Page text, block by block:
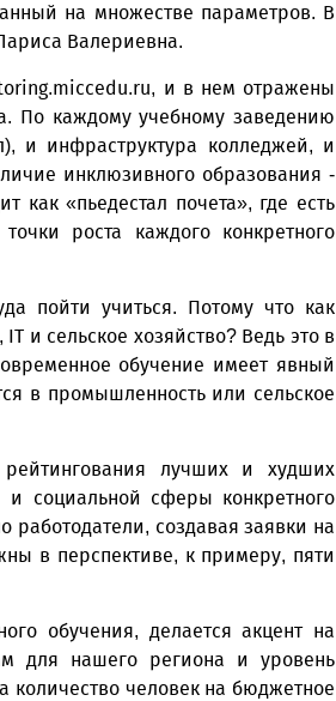
на множестве параметров. В
Валериевна.
и в нем отражены
По каждому учебному заведению
и инфраструктура колледжей, и
инклюзивного образования -
как «пьедестал почета», где есть
роста каждого конкретного
пойти учиться. Потому что как
и сельское хозяйство? Ведь это в
обучение имеет явный
в промышленность или сельское
лучших и худших
и социальной сферы конкретного
работодатели, создавая заявки на
в перспективе, к примеру, пяти
обучения, делается акцент на
для нашего региона и уровень
количество человек на бюджетное